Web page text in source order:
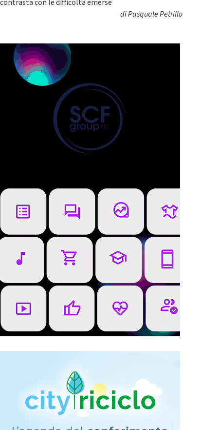
contrasta con le difficoltà emerse
diPasquale Petrillo